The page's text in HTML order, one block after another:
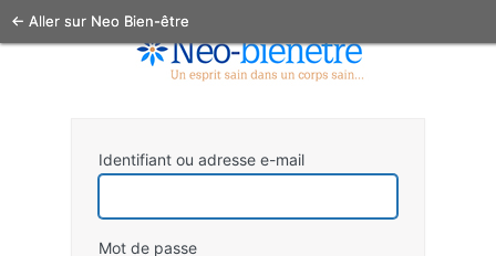
Identifiant ou adresse e-mail
Mot de passe
← Aller sur Neo Bien-être